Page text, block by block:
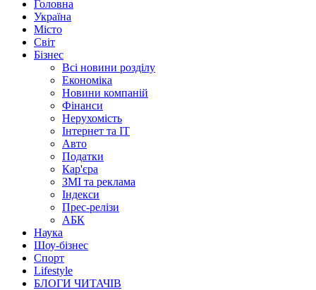
Головна
Україна
Місто
Світ
Бізнес
Всі новини розділу
Економіка
Новини компаній
Фінанси
Нерухомість
Інтернет та IT
Авто
Податки
Кар'єра
ЗМІ та реклама
Індекси
Прес-релізи
АБК
Наука
Шоу-бізнес
Спорт
Lifestyle
БЛОГИ ЧИТАЧІВ